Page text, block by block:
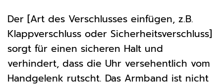
Der [Art des Verschlusses einfügen, z.B.
Klappverschluss oder Sicherheitsverschluss]
sorgt für einen sicheren Halt und
verhindert, dass die Uhr versehentlich vom
Handgelenk rutscht. Das Armband ist nicht